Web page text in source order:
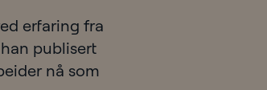
erfaring fra
publisert
nå som